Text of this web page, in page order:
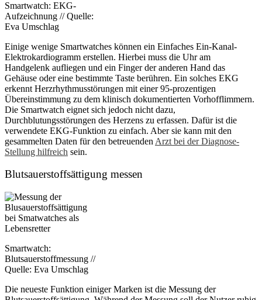
Smartwatch: EKG-
Aufzeichnung // Quelle:
Eva Umschlag
Einige wenige Smartwatches können ein Einfaches Ein-Kanal-
Elektrokardiogramm erstellen. Hierbei muss die Uhr am
Handgelenk aufliegen und ein Finger der anderen Hand das
Gehäuse oder eine bestimmte Taste berühren. Ein solches EKG
erkennt Herzrhythmusstörungen mit einer 95-prozentigen
Übereinstimmung zu dem klinisch dokumentierten Vorhofflimmern.
Die Smartwatch eignet sich jedoch nicht dazu,
Durchblutungsstörungen des Herzens zu erfassen. Dafür ist die
verwendete EKG-Funktion zu einfach. Aber sie kann mit den
gesammelten Daten für den betreuenden Arzt bei der Diagnose-
Stellung hilfreich sein.
Blutsauerstoffsättigung messen
Smartwatch:
Blutsauerstoffmessung //
Quelle: Eva Umschlag
Die neueste Funktion einiger Marken ist die Messung der